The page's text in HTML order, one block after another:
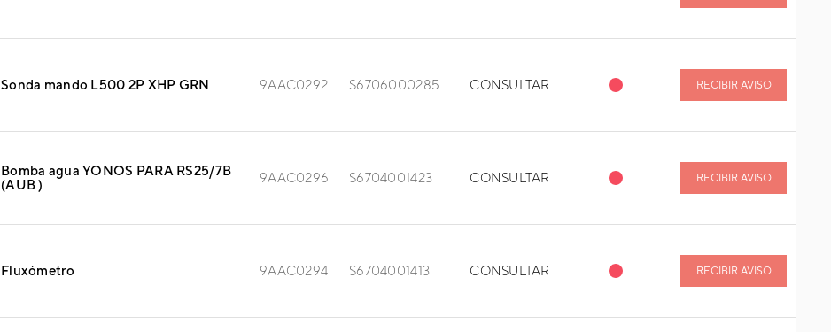
Sonda mando L500 2P XHP GRN 9AAC0292 S6706000285 CONSULTAR RECIBIR AVISO
Bomba agua YONOS PARA RS25/7B
(AUB )
9AAC0296 S6704001423 CONSULTAR RECIBIR AVISO
Fluxómetro 9AAC0294 S6704001413 CONSULTAR RECIBIR AVISO